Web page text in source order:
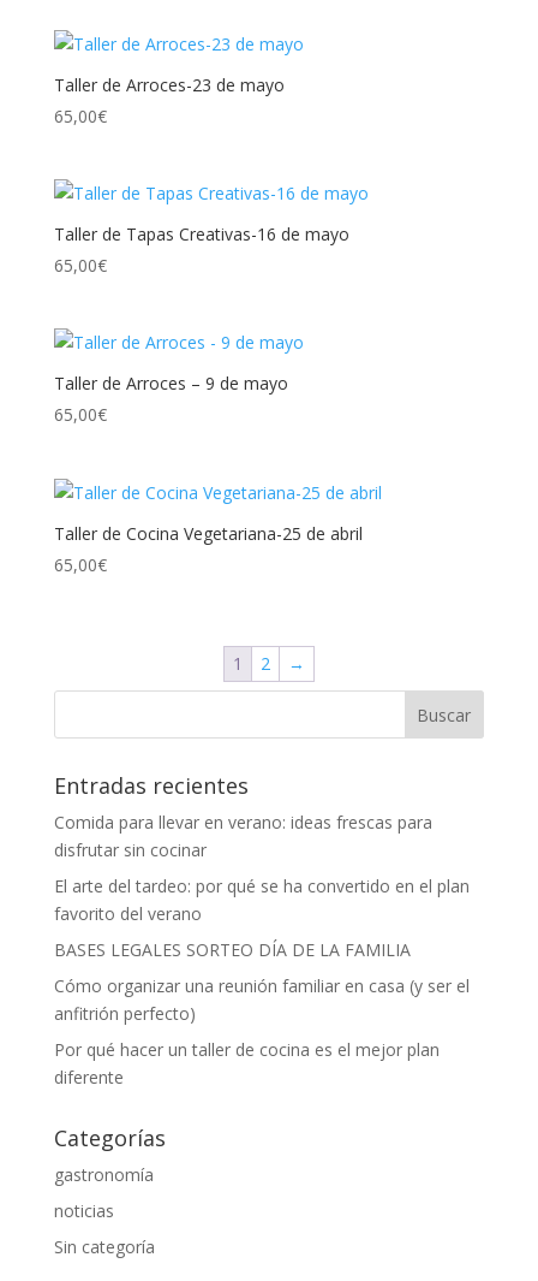
Taller de Arroces-23 de mayo
65,00€
Taller de Tapas Creativas-16 de mayo
65,00€
Taller de Arroces – 9 de mayo
65,00€
Taller de Cocina Vegetariana-25 de abril
65,00€
1 2 →
Entradas recientes
Comida para llevar en verano: ideas frescas para
disfrutar sin cocinar
El arte del tardeo: por qué se ha convertido en el plan
favorito del verano
BASES LEGALES SORTEO DÍA DE LA FAMILIA
Cómo organizar una reunión familiar en casa (y ser el
anfitrión perfecto)
Por qué hacer un taller de cocina es el mejor plan
diferente
Categorías
gastronomía
noticias
Sin categoría